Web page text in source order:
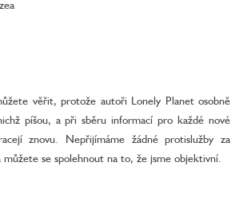
věřit, protože autoři Lonely Planet osobně
píšou, a při sběru informací pro každé nové
znovu. Nepřijímáme žádné protislužby za
se spolehnout na to, že jsme objektivní.